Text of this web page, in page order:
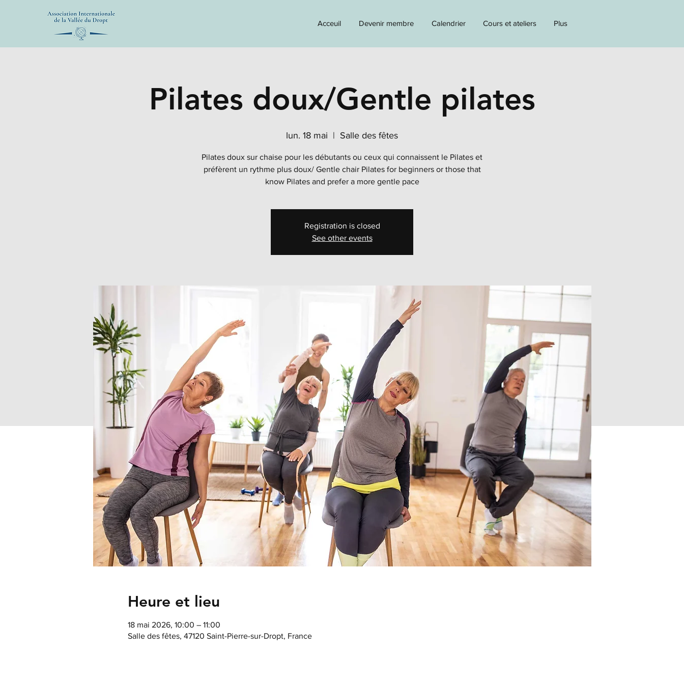
Acceuil Devenir membre Calendrier Cours et ateliers Plus
Pilates doux/Gentle pilates
lun. 18 mai
  |
Salle des fêtes
Pilates doux sur chaise pour les débutants ou ceux qui connaissent le Pilates et
préfèrent un rythme plus doux/ Gentle chair Pilates for beginners or those that
know Pilates and prefer a more gentle pace
Registration is closed
See other events
Heure et lieu
18 mai 2026, 10:00 – 11:00
Salle des fêtes, 47120 Saint-Pierre-sur-Dropt, France